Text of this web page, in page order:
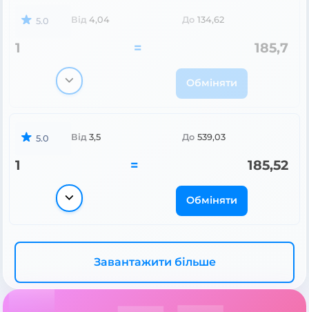
5.0 Від 4,04 До 134,62
1 = 185,7
Обміняти
5.0 Від 3,5 До 539,03
1 = 185,52
Обміняти
Завантажити більше